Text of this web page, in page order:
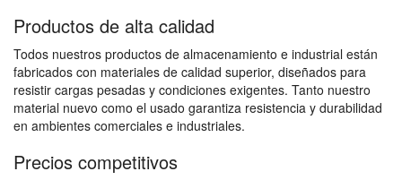
Productos de alta calidad
Todos nuestros productos de almacenamiento e industrial están
fabricados con materiales de calidad superior, diseñados para
resistir cargas pesadas y condiciones exigentes. Tanto nuestro
material nuevo como el usado garantiza resistencia y durabilidad
en ambientes comerciales e industriales.
Precios competitivos